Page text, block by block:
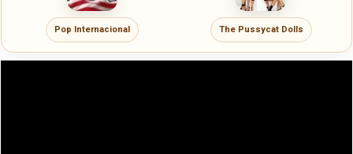
Pop Internacional The Pussycat Dolls